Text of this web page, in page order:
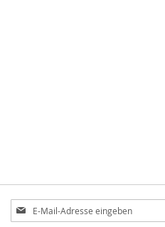
Anmeldung
zum